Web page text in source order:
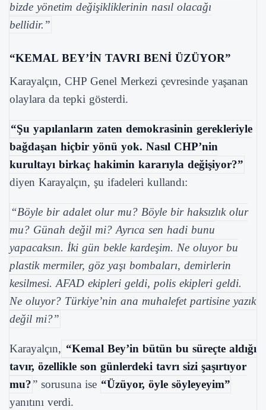
bizde yönetim değişikliklerinin nasıl olacağı
bellidir.”
“KEMAL BEY’İN TAVRI BENİ ÜZÜYOR”
Karayalçın, CHP Genel Merkezi çevresinde yaşanan
olaylara da tepki gösterdi.
“Şu yapılanların zaten demokrasinin gerekleriyle
bağdaşan hiçbir yönü yok. Nasıl CHP’nin
kurultayı birkaç hakimin kararıyla değişiyor?”
diyen Karayalçın, şu ifadeleri kullandı:
“Böyle bir adalet olur mu? Böyle bir haksızlık olur
mu? Günah değil mi? Ayrıca sen hadi bunu
yapacaksın. İki gün bekle kardeşim. Ne oluyor bu
plastik mermiler, göz yaşı bombaları, demirlerin
kesilmesi. AFAD ekipleri geldi, polis ekipleri geldi.
Ne oluyor? Türkiye’nin ana muhalefet partisine yazık
değil mi?”
Karayalçın, “Kemal Bey’in bütün bu süreçte aldığı
tavır, özellikle son günlerdeki tavrı sizi şaşırtıyor
mu?” sorusuna ise “Üzüyor, öyle söyleyeyim”
yanıtını verdi.